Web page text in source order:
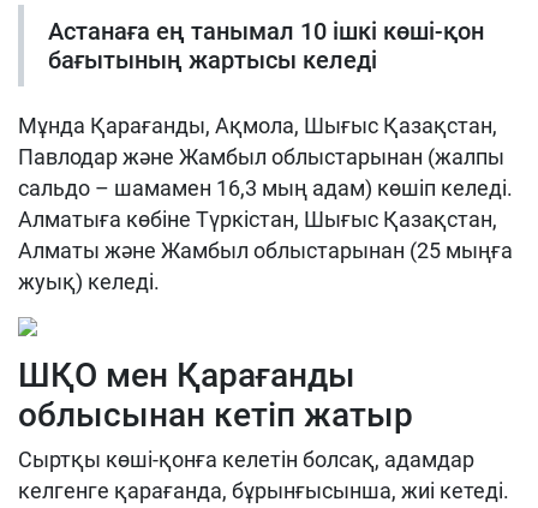
Астанаға ең танымал 10 ішкі көші-қон
бағытының жартысы келеді
Мұнда Қарағанды, Ақмола, Шығыс Қазақстан,
Павлодар және Жамбыл облыстарынан (жалпы
сальдо – шамамен 16,3 мың адам) көшіп келеді.
Алматыға көбіне Түркістан, Шығыс Қазақстан,
Алматы және Жамбыл облыстарынан (25 мыңға
жуық) келеді.
ШҚО мен Қарағанды
облысынан кетіп жатыр
Сыртқы көші-қонға келетін болсақ, адамдар
келгенге қарағанда, бұрынғысынша, жиі кетеді.